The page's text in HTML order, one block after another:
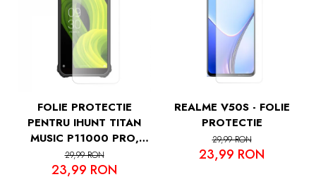
FOLIE PROTECTIE
PENTRU IHUNT TITAN
MUSIC P11000 PRO,
VDOO
29,99 RON
23,99 RON
REALME V50S - FOLIE
PROTECTIE
29,99 RON
23,99 RON